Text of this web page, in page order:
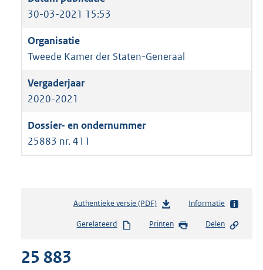
30-03-2021 15:53
Tweede Kamer der Staten-Generaal
2020-2021
25883 nr. 411
Authentieke versie (PDF)b
s
Informatie
Gerelateerd Printen Delen
25 883